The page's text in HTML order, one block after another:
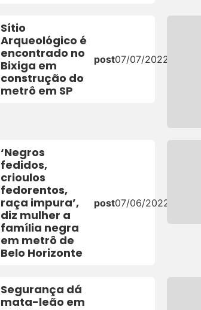
Sítio
Arqueológico é
encontrado no
Bixiga em
construção do
metrô em SP
post07/07/2022
‘Negros
fedidos,
crioulos
fedorentos,
raça impura’,
diz mulher a
família negra
em metrô de
Belo Horizonte
post07/06/2022
Segurança dá
mata-leão em